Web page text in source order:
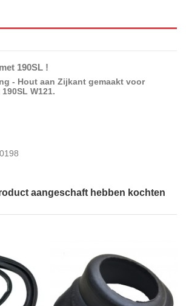
190SL !
- Hout aan Zijkant gemaakt voor
W121.
aangeschaft hebben kochten